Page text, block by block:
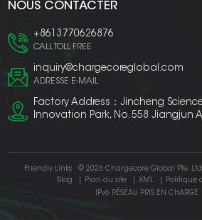
NOUS CONTACTER
+8613770626876
CALL TOLL FREE
inquiry@chargecoreglobal.com
ADRESSE E-MAIL
Factory Address：Jincheng
Innovation Park, No. 558 Jiangjun
Friendly Links : © 2026 Chargecore Global Pte. Ltd.
Blog
Plan du site XML
Politique
IPv6 RÉSEAU PRIS EN CHARGE